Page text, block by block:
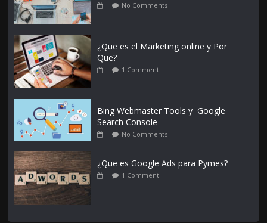
No Comments
¿Que es el Marketing online y Por
Que?
1 Comment
Bing Webmaster Tools y Google
Search Console
No Comments
¿Que es Google Ads para Pymes?
1 Comment